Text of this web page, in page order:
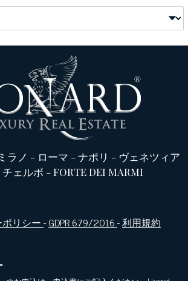
ミラノ - ローマ -ナポリ - ヴェネツィア
ェルボ -FORTE DEI MARMI
リシー-GDPR 679/2016-利用規約